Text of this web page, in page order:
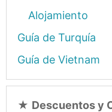
Alojamiento
Guía de Turquía
Guía de Vietnam
★ Descuentos y